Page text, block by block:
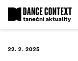
22. 2. 2025